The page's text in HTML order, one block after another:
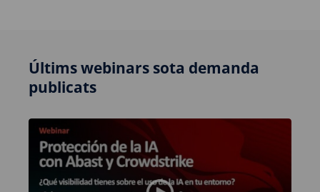
Últims webinars sota demanda
publicats